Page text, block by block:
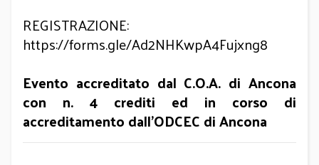
REGISTRAZIONE:
https://forms.gle/Ad2NHKwpA4Fujxng8
Evento accreditato dal C.O.A. di Ancona
con n. 4 crediti ed in corso di
accreditamento dall’ODCEC di Ancona